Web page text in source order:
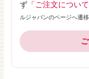
ず 「ご注文について
ルジャパンのページへ遷移